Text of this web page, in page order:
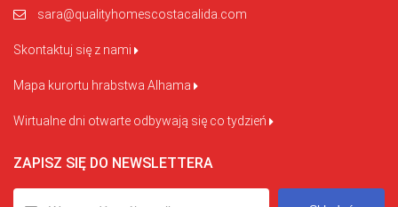
sara@qualityhomescostacalida.com
Skontaktuj się z nami
Mapa kurortu hrabstwa Alhama
Wirtualne dni otwarte odbywają się co tydzień
ZAPISZ SIĘ DO NEWSLETTERA